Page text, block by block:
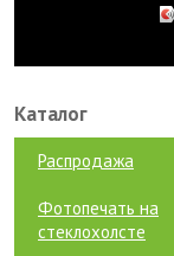
Каталог
Распродажа
Фотопечать на
стеклохолсте